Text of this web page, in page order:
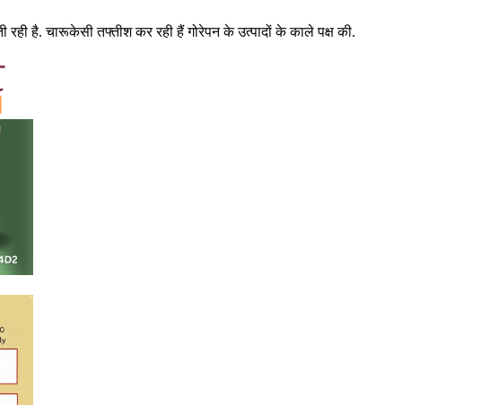
रही है. चारूकेसी तफ्तीश कर रही हैं गोरेपन के उत्पादों के काले पक्ष की.